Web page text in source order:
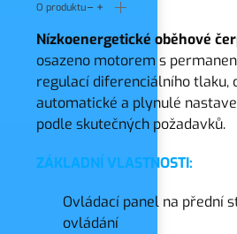
O produktu
Nízkoenergetické oběhové
osazeno motorem s
regulací diferenciálního tlaku,
automatické a plynulé
podle skutečných požadavků.
ZÁKLADNÍ VLASTNOSTI:
Ovládací panel na přední
ovládání